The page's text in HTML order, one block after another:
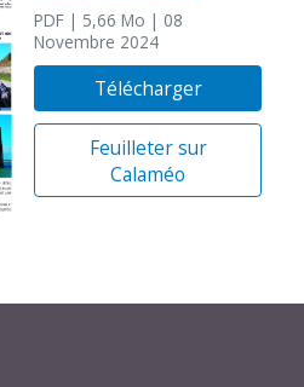
PDF | 5,66 Mo | 08
Novembre 2024
Télécharger
Feuilleter sur
Calaméo